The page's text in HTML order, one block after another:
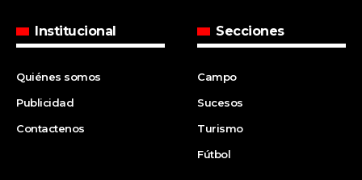
Institucional
Quiénes somos
Publicidad
Contactenos
Secciones
Campo
Sucesos
Turismo
Fútbol